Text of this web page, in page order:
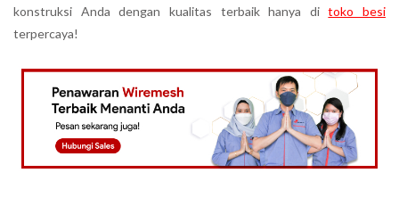
konstruksi Anda dengan kualitas terbaik hanya ditoko besi
terpercaya!